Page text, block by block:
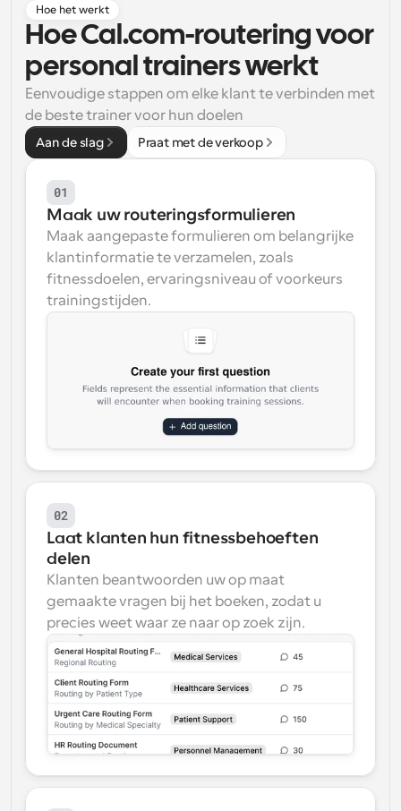
Supercharged planning met AI-gestuurde
oproepen
Workflow
Automatiseer planning en herinneringen
Blog
Blijf op de hoogte van het laatste nieuws en updates
Instant Vergaderingen
Dynamische Groep Links
Boek naadloos vergaderingen met meerdere mensen
Webhooks
Ontvang een melding wanneer er iets gebeurt
Hoe het werkt
Hoe Cal.com-routering voor
personal trainers werkt
Eenvoudige stappen om elke klant te verbinden met
de beste trainer voor hun doelen
Aan de slag Praat met de verkoop
01
Maak uw routeringsformulieren
Maak aangepaste formulieren om belangrijke
klantinformatie te verzamelen, zoals
fitnessdoelen, ervaringsniveau of voorkeurs
trainingstijden.
02
Laat klanten hun fitnessbehoeften
delen
Klanten beantwoorden uw op maat
gemaakte vragen bij het boeken, zodat u
precies weet waar ze naar op zoek zijn.